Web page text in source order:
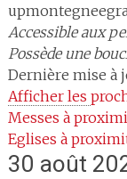
Accessible aux
Possède une
Dernière mise à
Afficher les
Messes à
Eglises à
30 août